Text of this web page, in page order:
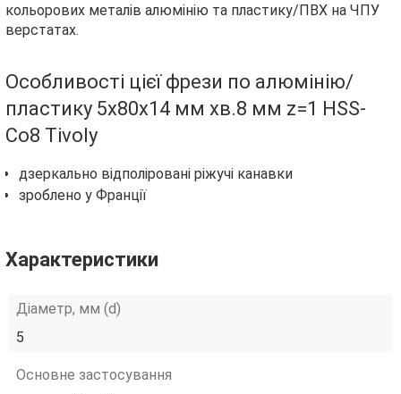
кольорових металів алюмінію та пластику/ПВХ на ЧПУ
верстатах.
Особливості цієї фрези по алюмінію/
пластику 5х80х14 мм хв.8 мм z=1 HSS-
Co8 Tivoly
дзеркально відполіровані ріжучі канавки
зроблено у Франції
Характеристики
Діаметр, мм (d)
5
Основне застосування